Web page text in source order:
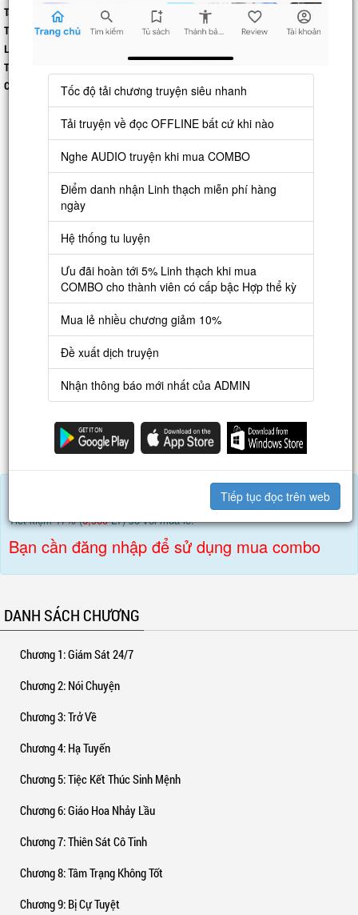
Tác giả:
Unknow
Thể loại: Huyền Huyễn,Đô Thị
Lượt xem:
Trạng thái:
Cập nhập: 2025-09-04 09:11:15
Thiên đường đóng cửa, Địa Ngục đủ quân số.
Xem thêm »
CÁC CHƯƠNG MỚI NHẤT
Chương 2183: Kết Thúc (4)
Chương 2182: Kết Thúc (3)
Chương 2181: Kết Thúc (2)
Chương 2180: Kết Thúc (1)
Chương 2179: Giết Chết Sinh Vật Mẫu Thể Đó? (2)
LT để mua trọn bộ.
Tiết kiệm 17% (6,960LT) so với mua lẻ.
Bạn cần đăng nhập để sử dụng mua combo
DANH SÁCH CHƯƠNG
Chương 1: Giám Sát 24/7
Chương 2: Nói Chuyện
Chương 3: Trở Về
Chương 4: Hạ Tuyến
Chương 5: Tiệc Kết Thúc Sinh Mệnh
Chương 6: Giáo Hoa Nhảy Lầu
Chương 7: Thiên Sát Cô Tinh
Chương 8: Tâm Trạng Không Tốt
Chương 9: Bị Cự Tuyệt
Tốc độ tải chương truyện siêu nhanh
Tải truyện về đọc OFFLINE bất cứ khi nào
Nghe AUDIO truyện khi mua COMBO
Điểm danh nhận Linh thạch miễn phí hàng
ngày
Hệ thống tu luyện
Ưu đãi hoàn tới 5% Linh thạch khi mua
COMBO cho thành viên có cấp bậc Hợp thể kỳ
Mua lẻ nhiều chương giảm 10%
Đề xuất dịch truyện
Nhận thông báo mới nhất của ADMIN
Tiếp tục đọc trên web